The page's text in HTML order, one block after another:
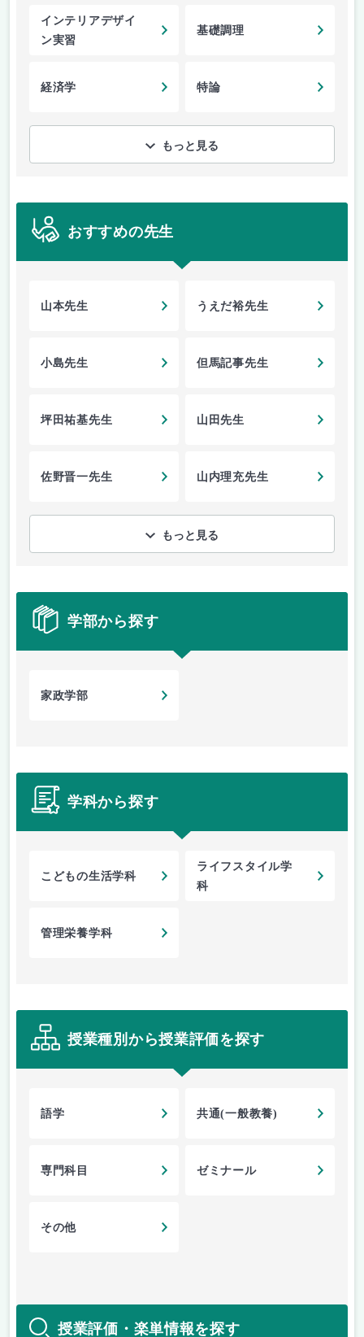
インテリアデザイ
ン実習
基礎調理
経済学 特論
もっと見る
おすすめの先生
山本先生 うえだ裕先生
小島先生 但馬記事先生
坪田祐基先生 山田先生
佐野晋一先生 山内理充先生
もっと見る
学部から探す
家政学部
学科から探す
こどもの生活学科
ライフスタイル学
科
管理栄養学科
授業種別から授業評価を探す
語学 共通(一般教養)
専門科目 ゼミナール
その他
授業評価・楽単情報を探す